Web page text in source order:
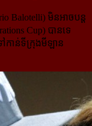
Balotelli) មិនអាចបន្ត
Cup) បានទេ
កាន់ទីក្រុងមីឡាន